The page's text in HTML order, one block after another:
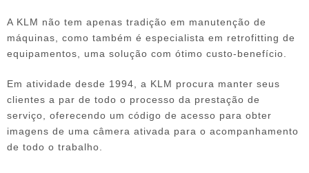
A KLM não tem apenas tradição em manutenção de
máquinas, como também é especialista em retrofitting de
equipamentos , uma solução com ótimo custo-benefício.
Em atividade desde 1994, a KLM procura manter seus
clientes a par de todo o processo da prestação de
serviço, oferecendo um código de acesso para obter
imagens de uma câmera ativada para o acompanhamento
de todo o trabalho.